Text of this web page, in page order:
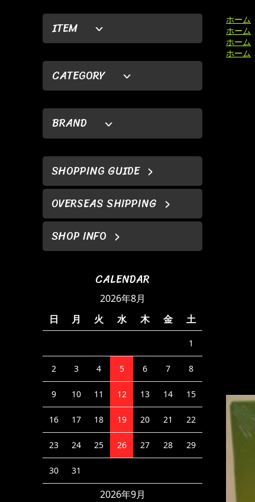
ITEM
CATEGORY
BRAND
SHOPPING GUIDE
OVERSEAS SHIPPING
SHOP INFO
CALENDAR
2026年8月
日
月 火 水 木 金 土
1
2 3 4 5 6 7 8
9 10 11 12 13 14 15
16 17 18 19 20 21 22
23 24 25 26 27 28 29
30 31
2026年9月
ホーム
ホーム
ホーム
ホーム